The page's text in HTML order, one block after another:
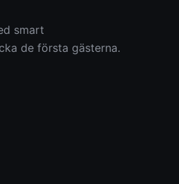
smart
de första gästerna.